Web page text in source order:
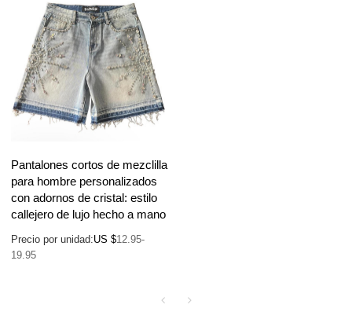
Pantalones cortos de mezclilla
para hombre personalizados
con adornos de cristal: estilo
callejero de lujo hecho a mano
Precio por unidad:US $12.95-
19.95